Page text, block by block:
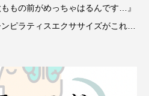
もの前がめっちゃはるんです…』
ピラティスエクササイズがこれで